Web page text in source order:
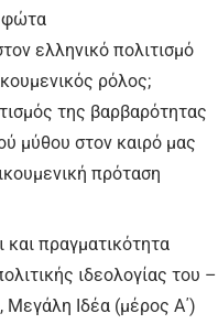
φώτα
ελληνικό πολιτισμό
ρόλος;
της βαρβαρότητας
μύθου στον καιρό μας
πρόταση
πραγματικότητα
ιδεολογίας του –
Μεγάλη Ιδέα (μέρος Α΄)